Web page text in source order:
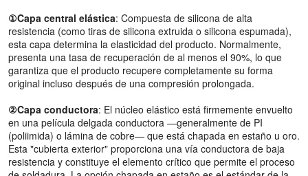
①Capa central elástica: Compuesta de silicona de alta
resistencia (como tiras de silicona extruida o silicona espumada),
esta capa determina la elasticidad del producto. Normalmente,
presenta una tasa de recuperación de al menos el 90%, lo que
garantiza que el producto recupere completamente su forma
original incluso después de una compresión prolongada.
②Capa conductora: El núcleo elástico está firmemente envuelto
en una película delgada conductora —generalmente de PI
(poliimida) o lámina de cobre— que está chapada en estaño u oro.
Esta "cubierta exterior" proporciona una vía conductora de baja
resistencia y constituye el elemento crítico que permite el proceso